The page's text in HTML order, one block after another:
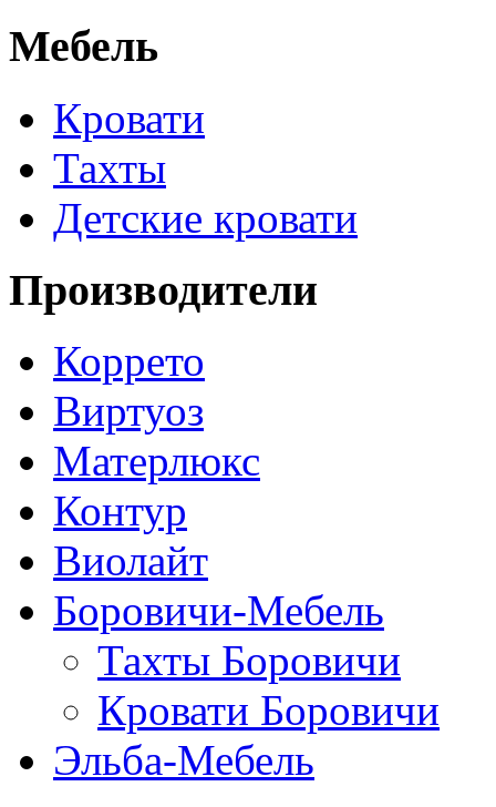
Мебель
Кровати
Тахты
Детские кровати
Производители
Коррето
Виртуоз
Матерлюкс
Контур
Виолайт
Боровичи-Мебель
Тахты Боровичи
Кровати Боровичи
Эльба-Мебель